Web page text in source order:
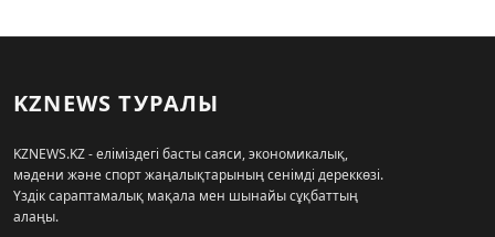
KZNEWS ТУРАЛЫ
KZNEWS.KZ - еліміздегі басты саяси, экономикалық,
мәдени және спорт жаңалықтарының сенімді дереккөзі.
Үздік сараптамалық мақала мен шынайы сұқбаттың
алаңы.